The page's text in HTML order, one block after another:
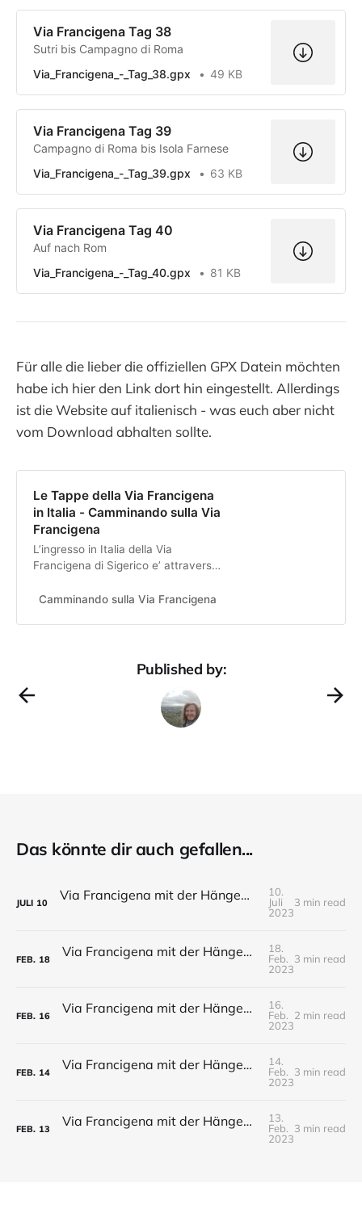
Via Francigena Tag 38
Sutri bis Campagno di Roma
Via_Francigena_-_Tag_38.gpx
49 KB
Via Francigena Tag 39
Campagno di Roma bis Isola Farnese
Via_Francigena_-_Tag_39.gpx
63 KB
Via Francigena Tag 40
Auf nach Rom
Via_Francigena_-_Tag_40.gpx
81 KB
Für alle die lieber die offiziellen GPX Datein möchten
habe ich hier den Link dort hin eingestellt. Allerdings
ist die Website auf italienisch - was euch aber nicht
vom Download abhalten sollte.
Le Tappe della Via Francigena
in Italia - Camminando sulla Via
Francigena
L’ingresso in Italia della Via
Francigena di Sigerico e’ attraverso
Dopo aver ammirato le
Camminando sulla Via Francigena
Published by:
Das könnte dir auch gefallen...
JULI 10 Via Francigena mit der Hängematte - Tag 19 - Wald von Pontremolli bis Fornoli
10.
Juli
2023
3 min read
FEB. 18 Via Francigena mit der Hängematte - Tag 18 - Berceto bis Wald von Pontremoli
18.
Feb.
2023
3 min read
FEB. 16 Via Francigena mit der Hängematte - Tag 17 - Casola Vila bis Berceto
16.
Feb.
2023
2 min read
FEB. 14 Via Francigena mit der Hängematte - Tag 16 - Pianezza bis Casola Vila
14.
Feb.
2023
3 min read
FEB. 13 Via Francigena mit der Hängematte - Tag 15 - Fidenza bis Pianezza
13.
Feb.
2023
3 min read